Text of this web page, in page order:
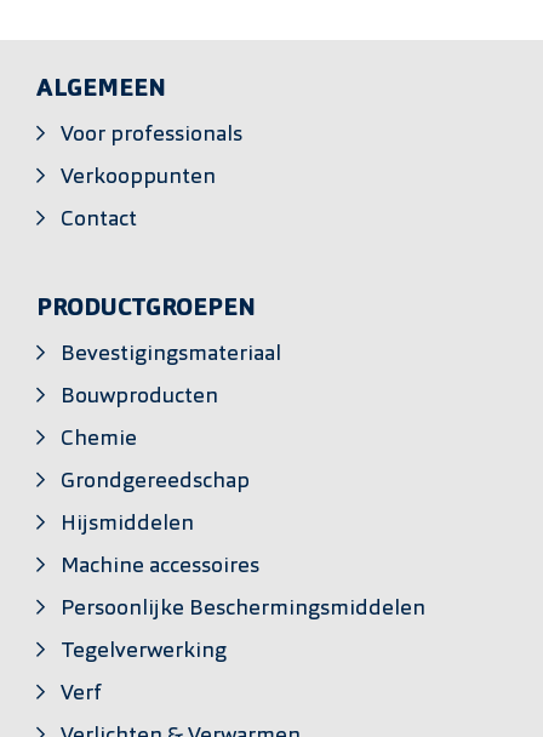
ALGEMEEN
Voor professionals
Verkooppunten
Contact
PRODUCTGROEPEN
Bevestigingsmateriaal
Bouwproducten
Chemie
Grondgereedschap
Hijsmiddelen
Machine accessoires
Persoonlijke Beschermingsmiddelen
Tegelverwerking
Verf